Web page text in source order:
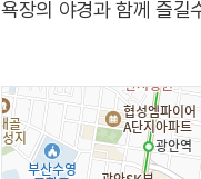
욕장의 야경과 함께 즐길